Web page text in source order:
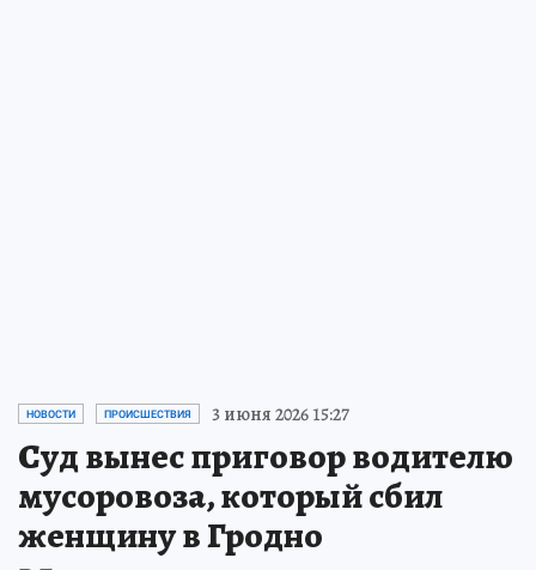
НОВОСТИ ПРОИСШЕСТВИЯ 3 июня 2026 15:27
Суд вынес приговор водителю
мусоровоза, который сбил
женщину в Гродно